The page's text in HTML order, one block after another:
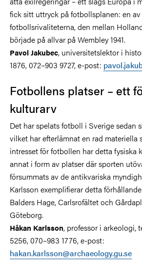
fick sitt uttryck på fotbollsplanen: en av
fotbollsrivaliteterna, den mellan
började på allvar på Wembley 1941.
Pavol Jakubec, universitetslektor i
1876, 072–903 9727, e-post:
Fotbollens platser – ett
kulturarv
Det har spelats fotboll i Sverige sedan
vilket har efterlämnat en rad materiella
intresset för fotbollen har detta fysiska
annat i form av platser där sporten
försummats av de antikvariska
Karlsson exemplifierar detta
Balders Hage, Carlsrofältet och
Göteborg.
Håkan Karlsson, professor i arkeologi,
5256, 070–983 1776, e-post:
hakan.karlsson@archaeology.gu.se